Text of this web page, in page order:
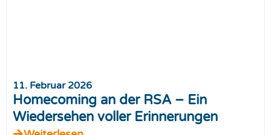
11. Februar 2026
Homecoming an der RSA – Ein
Wiedersehen voller Erinnerungen